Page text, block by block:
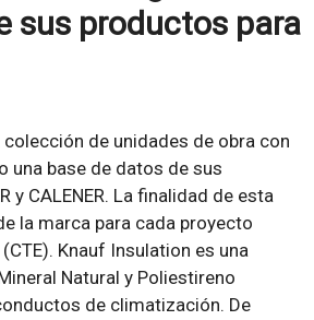
sus productos para
de unidades de obra con
una base de datos de sus
CALENER. La finalidad de esta
la marca para cada proyecto
Knauf Insulation es una
Natural y Poliestireno
de climatización. De